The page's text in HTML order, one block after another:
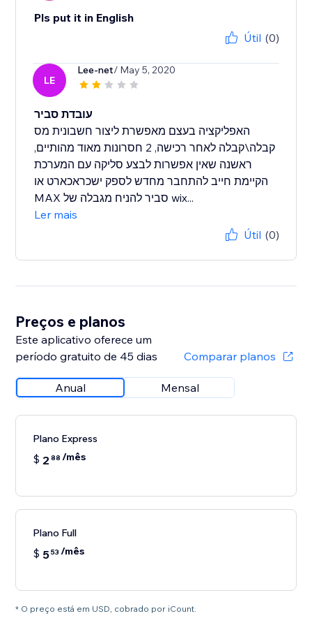
Pls put it in English
Útil (0)
LE
Lee-net/ May 5, 2020
עובדת סביר
האפליקציה בעצם מאפשרת ליצור חשבונית מס
קבלה\קבלה לאחר רכישה, 2 חסרונות מאוד מהותיים,
ראשנה שאין אפשרות לבצע סליקה עם המערכת
הקיימת חייב להתחבר מחדש לספק ישכראכארט או
MAX סביר להניח מגבלה של wix...
Ler mais
Útil (0)
Preços e planos
Este aplicativo oferece um
período gratuito de 45 dias
Comparar planos
Anual Mensal
Plano Express
$ 2 88 /mês
Plano Full
$ 553 /mês
* O preço está em USD, cobrado por iCount.